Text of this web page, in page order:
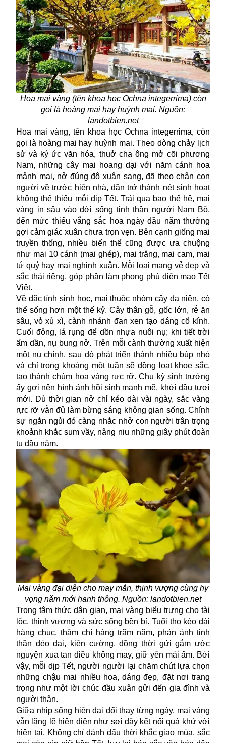
Hoa mai vàng (tên khoa học Ochna integerrima) còn
gọi là hoàng mai hay huỳnh mai. Nguồn:
landotbien.net
Hoa mai vàng, tên khoa học Ochna integerrima, còn
gọi là hoàng mai hay huỳnh mai. Theo dòng chảy lịch
sử và ký ức văn hóa, thuở cha ông mở cõi phương
Nam, những cây mai hoang dại với năm cánh hoa
mảnh mai, nở đúng độ xuân sang, đã theo chân con
người về trước hiên nhà, dần trở thành nét sinh hoạt
không thể thiếu mỗi dịp Tết. Trải qua bao thế hệ, mai
vàng in sâu vào đời sống tinh thần người Nam Bộ,
đến mức thiếu vắng sắc hoa ngày đầu năm thường
gợi cảm giác xuân chưa trọn vẹn. Bên cạnh giống mai
truyền thống, nhiều biến thể cũng được ưa chuộng
như mai 10 cánh (mai ghép), mai trắng, mai cam, mai
tứ quý hay mai nghinh xuân. Mỗi loại mang vẻ đẹp và
sắc thái riêng, góp phần làm phong phú diện mạo Tết
Việt.
Về đặc tính sinh học, mai thuộc nhóm cây đa niên, có
thể sống hơn một thế kỷ. Cây thân gỗ, gốc lớn, rễ ăn
sâu, vỏ xù xì, cành nhánh đan xen tạo dáng cổ kính.
Cuối đông, lá rụng để dồn nhựa nuôi nụ; khi tiết trời
ấm dần, nụ bung nở. Trên mỗi cành thường xuất hiện
một nụ chính, sau đó phát triển thành nhiều búp nhỏ
và chỉ trong khoảng một tuần sẽ đồng loạt khoe sắc,
tạo thành chùm hoa vàng rực rỡ. Chu kỳ sinh trưởng
ấy gợi nên hình ảnh hồi sinh mạnh mẽ, khởi đầu tươi
mới. Dù thời gian nở chỉ kéo dài vài ngày, sắc vàng
rực rỡ vẫn đủ làm bừng sáng không gian sống. Chính
sự ngắn ngủi đó càng nhắc nhở con người trân trọng
khoảnh khắc sum vầy, nâng niu những giây phút đoàn
tụ đầu năm.
Mai vàng đại diện cho may mắn, thịnh vượng cùng hy
vọng năm mới hanh thông. Nguồn: landotbien.net
Trong tâm thức dân gian, mai vàng biểu trưng cho tài
lộc, thịnh vượng và sức sống bền bỉ. Tuổi thọ kéo dài
hàng chục, thậm chí hàng trăm năm, phản ánh tinh
thần dẻo dai, kiên cường, đồng thời gửi gắm ước
nguyện xua tan điều không may, giữ yên mái ấm. Bởi
vậy, mỗi dịp Tết, người người lại chăm chút lựa chọn
những chậu mai nhiều hoa, dáng đẹp, đặt nơi trang
trọng như một lời chúc đầu xuân gửi đến gia đình và
người thân.
Giữa nhịp sống hiện đại đổi thay từng ngày, mai vàng
vẫn lặng lẽ hiện diện như sợi dây kết nối quá khứ với
hiện tại. Không chỉ đánh dấu thời khắc giao mùa, sắc